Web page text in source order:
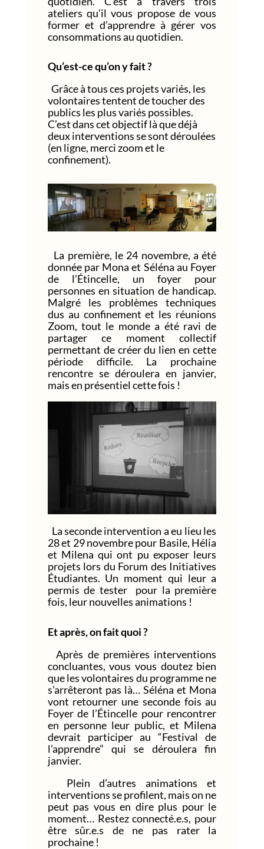
ateliers qu’il vous propose de vous
former et d’apprendre à gérer vos
consommations au quotidien.
Qu’est-ce qu’on y fait ?
Grâce à tous ces projets variés, les
volontaires tentent de toucher des
publics les plus variés possibles.
C’est dans cet objectif là que déjà
deux interventions se sont déroulées
(en ligne, merci zoom et le
confinement).
La première, le 24 novembre, a été
donnée par Mona et Séléna au Foyer
de l’Étincelle, un foyer pour
personnes en situation de handicap.
Malgré les problèmes techniques
dus au confinement et les réunions
Zoom, tout le monde a été ravi de
partager ce moment collectif
permettant de créer du lien en cette
période difficile. La prochaine
rencontre se déroulera en janvier,
mais en présentiel cette fois !
La seconde intervention a eu lieu les
28 et 29 novembre pour Basile, Hélia
et Milena qui ont pu exposer leurs
projets lors du Forum des Initiatives
Étudiantes. Un moment qui leur a
permis de tester pour la première
fois, leur nouvelles animations !
Et après, on fait quoi ?
Après de premières interventions
concluantes, vous vous doutez bien
que les volontaires du programme ne
s’arrêteront pas là… Séléna et Mona
vont retourner une seconde fois au
Foyer de l’Étincelle pour rencontrer
en personne leur public, et Milena
devrait participer au “Festival de
l’apprendre” qui se déroulera fin
janvier.
Plein d’autres animations et
interventions se profilent, mais on ne
peut pas vous en dire plus pour le
moment… Restez connecté.e.s, pour
être sûr.e.s de ne pas rater la
prochaine !